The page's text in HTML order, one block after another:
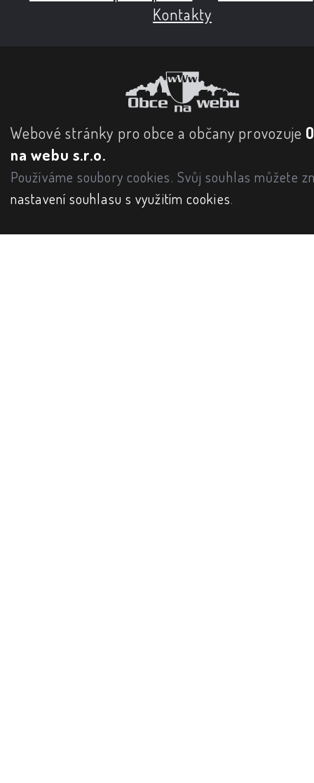
Kontakty
Webové stránky pro obce a občany provozuje
na webu s.r.o.
Používáme soubory cookies. Svůj souhlas můžete
nastavení souhlasu s využitím cookies.